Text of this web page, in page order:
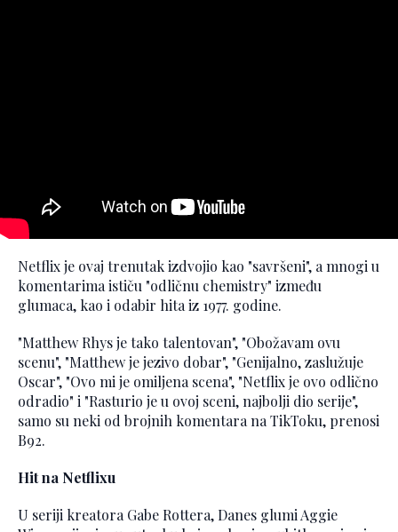
Netflix je ovaj trenutak izdvojio kao "savršeni", a mnogi u
komentarima ističu "odličnu chemistry" između
glumaca, kao i odabir hita iz 1977. godine.
"Matthew Rhys je tako talentovan", "Obožavam ovu
scenu", "Matthew je jezivo dobar", "Genijalno, zaslužuje
Oscar", "Ovo mi je omiljena scena", "Netflix je ovo odlično
odradio" i "Rasturio je u ovoj sceni, najbolji dio serije",
samo su neki od brojnih komentara na TikToku, prenosi
B92.
Hit na Netflixu
U seriji kreatora Gabe Rottera, Danes glumi Aggie